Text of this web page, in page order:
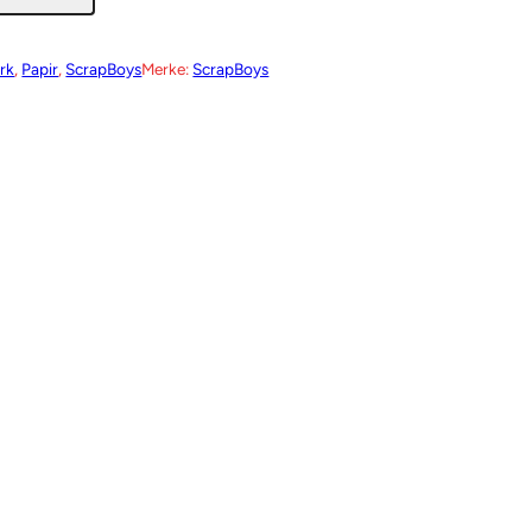
, Papir, ScrapBoysMerke:ScrapBoys